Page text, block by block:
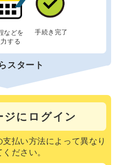
などを
力する
手続き完了
スタート
ジにログイン
払い方法によって異なり
ださい。